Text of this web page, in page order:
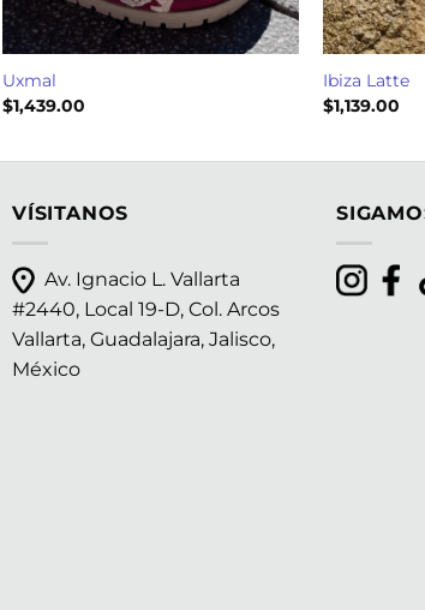
Uxmal
$1,439.00
Ibiza Latte
$1,139.00
VÍSITANOS
Av. Ignacio L. Vallarta
#2440, Local 19-D, Col. Arcos
Vallarta, Guadalajara, Jalisco,
México